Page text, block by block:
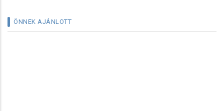
ÖNNEK AJÁNLOTT